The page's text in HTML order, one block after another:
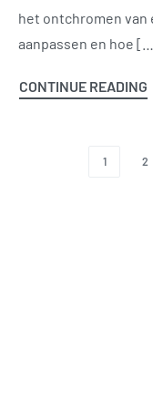
het ontchromen van
aanpassen en hoe
CONTINUE READING
1 2